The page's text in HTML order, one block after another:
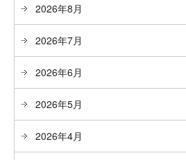
2026年8月
2026年7月
2026年6月
2026年5月
2026年4月